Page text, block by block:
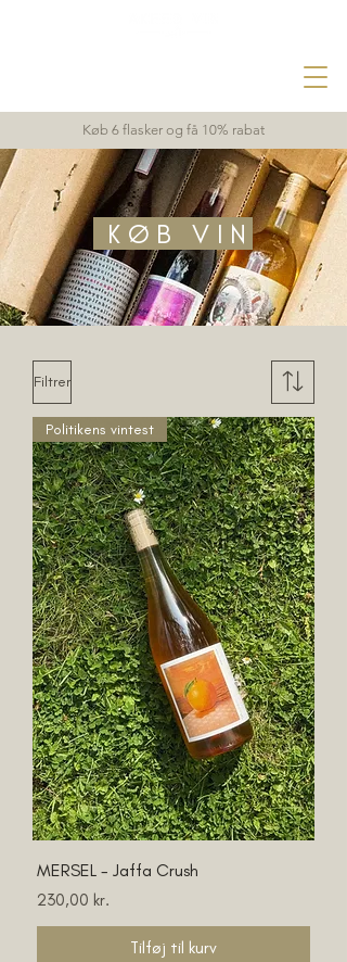
Køb 6 flasker og få 10% rabat
KØB VIN
Filtrer
Politikens vintest
MERSEL - Jaffa Crush
Pris
230,00 kr.
Tilføj til kurv